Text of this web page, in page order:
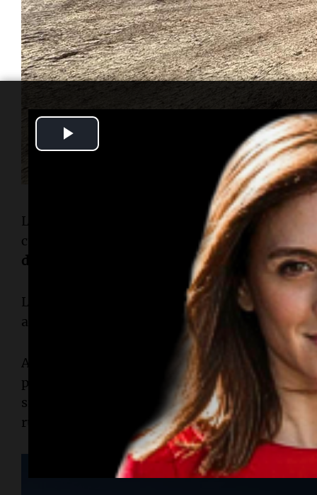
La mina opera con estrictos protocolos de
cuidado del
. Los trabajadores
días de trabajo por 8 de descanso
14x14o21x21
Las jornadas laborales son de 12 horas , de 7 a 19
almorzar.
Al finalizar la jornada, los mineros regresan al
pueden entrenar en el
gimnasio, compartir un
simplemente descansar. Allí se alojan también
rutina de los trabajadores.